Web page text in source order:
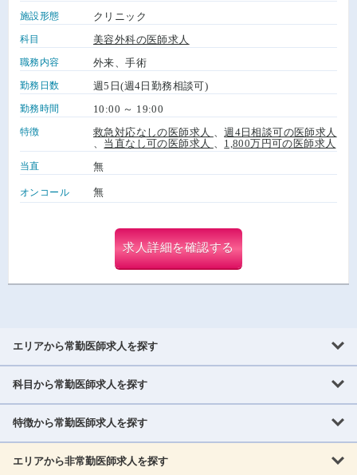
施設形態 クリニック
科目 美容外科の医師求人
職務内容 外来、手術
勤務日数 週5日(週4日勤務相談可)
勤務時間 10:00 ～ 19:00
特徴 救急対応なしの医師求人 、週4日相談可の医師求人
当直なし可の医師求人 1,800万円可の医師求人
当直 無
オンコール 無
求人詳細を確認する
エリアから常勤医師求人を探す
北海道・東北
北海道 青森県 岩手県
科目から常勤医師求人を探す
内科系
消化器科 呼吸器科
特徴から常勤医師求人を探す
救急対応なし 女性医師歓迎
エリアから非常勤医師求人を探す